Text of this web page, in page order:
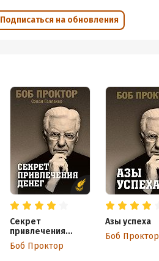
Подписаться на обновления
Секрет
привлечения
денег
Боб Проктор
Азы успеха
Боб Проктор